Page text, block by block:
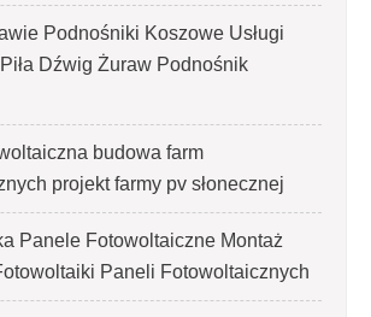
Podnośniki Koszowe Usługi
Dźwig Żuraw Podnośnik
budowa farm
projekt farmy pv słonecznej
Panele Fotowoltaiczne Montaż
Paneli Fotowoltaicznych